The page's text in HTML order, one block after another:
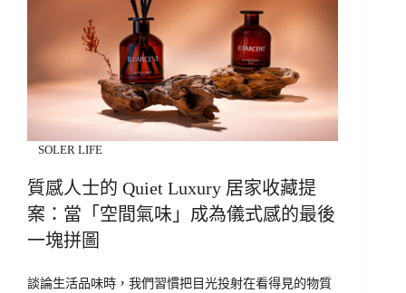
SOLER LIFE
質感人士的 Quiet Luxury 居家收藏提
案：當「空間氣味」成為儀式感的最後
一塊拼圖
談論生活品味時，我們習慣把目光投射在看得見的物質